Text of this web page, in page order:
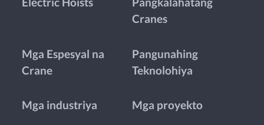
Electric Hoists
Pangkalahatang
Cranes
Mga Espesyal na
Crane
Pangunahing
Teknolohiya
Mga industriya Mga proyekto